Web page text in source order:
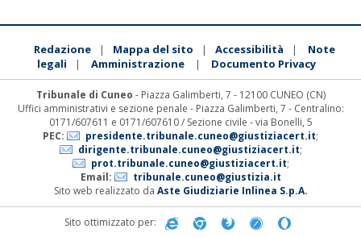
Redazione | Mappa del sito | Accessibilità |
Note
legali
| Amministrazione | Documento Privacy
Tribunale di Cuneo - Piazza Galimberti, 7 - 12100 CUNEO (CN)
Uffici amministrativi e sezione penale - Piazza Galimberti, 7 - Centralino:
0171/607611 e 0171/607610 / Sezione civile - via Bonelli, 5
PEC:
presidente.tribunale.cuneo@giustiziacert.it;
dirigente.tribunale.cuneo@giustiziacert.it;
prot.tribunale.cuneo@giustiziacert.it;
Email:
tribunale.cuneo@giustizia.it
Sito web realizzato da Aste Giudiziarie Inlinea S.p.A.
Sito ottimizzato per: